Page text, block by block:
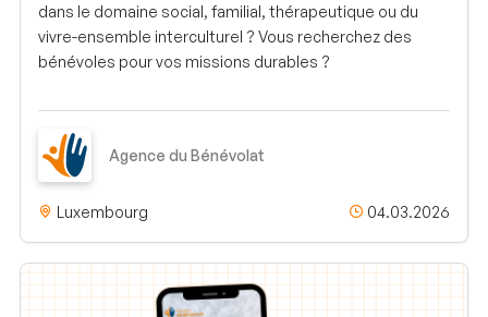
dans le domaine social, familial, thérapeutique ou du
vivre-ensemble interculturel ? Vous recherchez des
bénévoles pour vos missions durables ?
Agence du Bénévolat
Luxembourg 04.03.2026